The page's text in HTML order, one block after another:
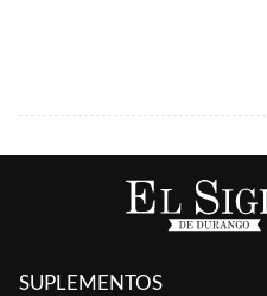
SUPLEMENTOS